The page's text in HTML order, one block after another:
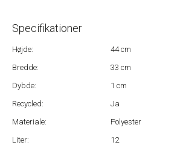
Specifikationer
Højde:
44 cm
Bredde:
33 cm
Dybde:
1 cm
Recycled:
Ja
Materiale:
Polyester
Liter:
12